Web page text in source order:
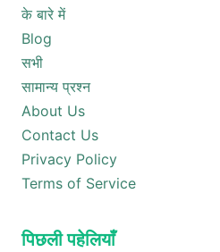
के बारे में
Blog
सभी
सामान्य प्रश्न
About Us
Contact Us
Privacy Policy
Terms of Service
पिछली पहेलियाँ